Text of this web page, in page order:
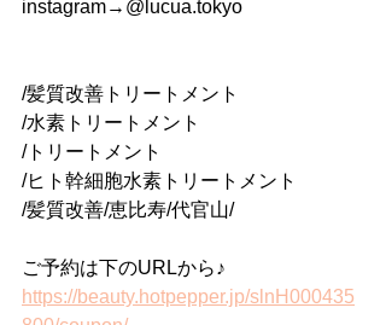
instagram→@lucua.tokyo
/髪質改善トリートメント
/水素トリートメント
/トリートメント
/ヒト幹細胞水素トリートメント
/髪質改善/恵比寿/代官山/
ご予約は下のURLから♪
https://beauty.hotpepper.jp/slnH000435